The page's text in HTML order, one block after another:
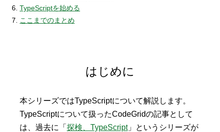
TypeScriptを始める
ここまでのまとめ
はじめに
本シリーズではTypeScriptについて解説します。
TypeScriptについて扱ったCodeGridの記事として
は、過去に「 探検、TypeScript」というシリーズが